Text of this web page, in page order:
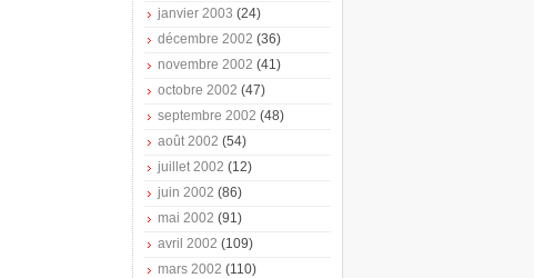
janvier 2003 (24)
décembre 2002 (36)
novembre 2002 (41)
octobre 2002 (47)
septembre 2002 (48)
août 2002 (54)
juillet 2002 (12)
juin 2002 (86)
mai 2002 (91)
avril 2002 (109)
mars 2002 (110)